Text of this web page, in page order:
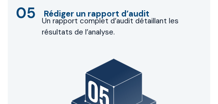
Rédiger un rapport d’audit
Un rapport complet d’audit détaillant les
résultats de l’analyse.